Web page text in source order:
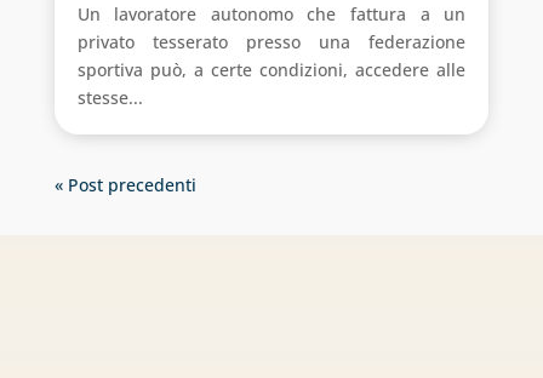
Un lavoratore autonomo che fattura a un
privato tesserato presso una federazione
sportiva può, a certe condizioni, accedere alle
stesse...
« Post precedenti